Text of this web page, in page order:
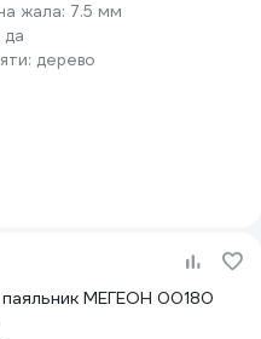
жала: 7.5 мм
да
дерево
МЕГЕОН 00180